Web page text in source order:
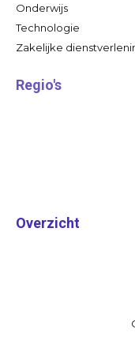
Onderwijs
Technologie
Zakelijke
Regio's
Overzicht